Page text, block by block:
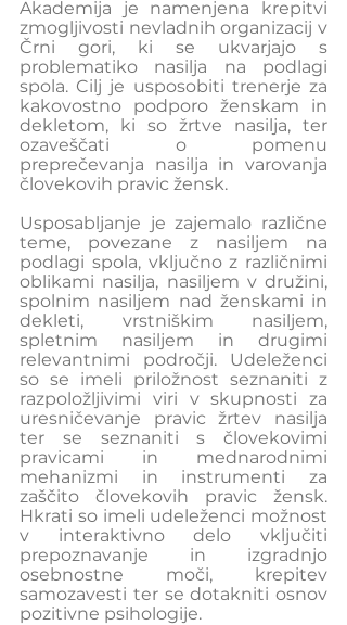
Akademija je namenjena krepitvi
zmogljivosti nevladnih organizacij v
Črni gori, ki se ukvarjajo s
problematiko nasilja na podlagi
spola. Cilj je usposobiti trenerje za
kakovostno podporo ženskam in
dekletom, ki so žrtve nasilja, ter
ozaveščati o pomenu
preprečevanja nasilja in varovanja
človekovih pravic žensk.
Usposabljanje je zajemalo različne
teme, povezane z nasiljem na
podlagi spola, vključno z različnimi
oblikami nasilja, nasiljem v družini,
spolnim nasiljem nad ženskami in
dekleti, vrstniškim nasiljem,
spletnim nasiljem in drugimi
relevantnimi področji. Udeleženci
so se imeli priložnost seznaniti z
razpoložljivimi viri v skupnosti za
uresničevanje pravic žrtev nasilja
ter se seznaniti s človekovimi
pravicami in mednarodnimi
mehanizmi in instrumenti za
zaščito človekovih pravic žensk.
Hkrati so imeli udeleženci možnost
v interaktivno delo vključiti
prepoznavanje in izgradnjo
osebnostne moči, krepitev
samozavesti ter se dotakniti osnov
pozitivne psihologije.